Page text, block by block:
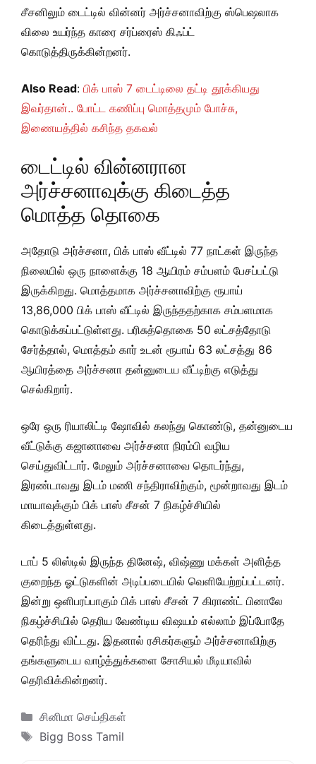
சீசனிலும் டைட்டில் வின்னர் அர்ச்சனாவிற்கு ஸ்பெஷலாக
விலை உயர்ந்த காரை சர்ப்ரைஸ் கிஃப்ட்
கொடுத்திருக்கின்றனர்.
Also Read: பிக் பாஸ் 7 டைட்டிலை தட்டி தூக்கியது
இவர்தான்.. போட்ட கணிப்பு மொத்தமும் போச்சு,
இணையத்தில் கசிந்த தகவல்
டைட்டில் வின்னரான
அர்ச்சனாவுக்கு கிடைத்த
மொத்த தொகை
அதோடு அர்ச்சனா, பிக் பாஸ் வீட்டில் 77 நாட்கள் இருந்த
நிலையில் ஒரு நாளைக்கு 18 ஆயிரம் சம்பளம் பேசப்பட்டு
இருக்கிறது. மொத்தமாக அர்ச்சனாவிற்கு ரூபாய்
13,86,000 பிக் பாஸ் வீட்டில் இருந்ததற்காக சம்பளமாக
கொடுக்கப்பட்டுள்ளது. பரிசுத்தொகை 50 லட்சத்தோடு
சேர்த்தால், மொத்தம் கார் உடன் ரூபாய் 63 லட்சத்து 86
ஆயிரத்தை அர்ச்சனா தன்னுடைய வீட்டிற்கு எடுத்து
செல்கிறார்.
ஒரே ஒரு ரியாலிட்டி ஷோவில் கலந்து கொண்டு, தன்னுடைய
வீட்டுக்கு கஜானாவை அர்ச்சனா நிரம்பி வழிய
செய்துவிட்டார். மேலும் அர்ச்சனாவை தொடர்ந்து,
இரண்டாவது இடம் மணி சந்திராவிற்கும், மூன்றாவது இடம்
மாயாவுக்கும் பிக் பாஸ் சீசன் 7 நிகழ்ச்சியில்
கிடைத்துள்ளது.
டாப் 5 லிஸ்டில் இருந்த தினேஷ், விஷ்ணு மக்கள் அளித்த
குறைந்த ஓட்டுகளின் அடிப்படையில் வெளியேற்றப்பட்டனர்.
இன்று ஒளிபரப்பாகும் பிக் பாஸ் சீசன் 7 கிராண்ட் பினாலே
நிகழ்ச்சியில் தெரிய வேண்டிய விஷயம் எல்லாம் இப்போதே
தெரிந்து விட்டது. இதனால் ரசிகர்களும் அர்ச்சனாவிற்கு
தங்களுடைய வாழ்த்துக்களை சோசியல் மீடியாவில்
தெரிவிக்கின்றனர்.
Categories
சினிமா செய்திகள்
Tags
Bigg Boss Tamil